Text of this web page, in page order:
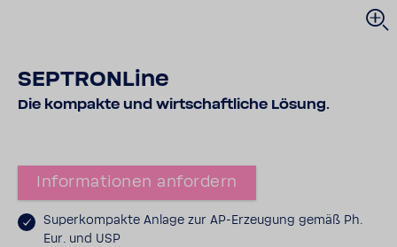
SEPT­RON­Line
Die kompakte und wirt­schaft­liche Lösung.
Infor­ma­tionen anfor­dern
Super­kom­pakte Anlage zur AP-​Erzeugung gemäß Ph.
Eur. und USP